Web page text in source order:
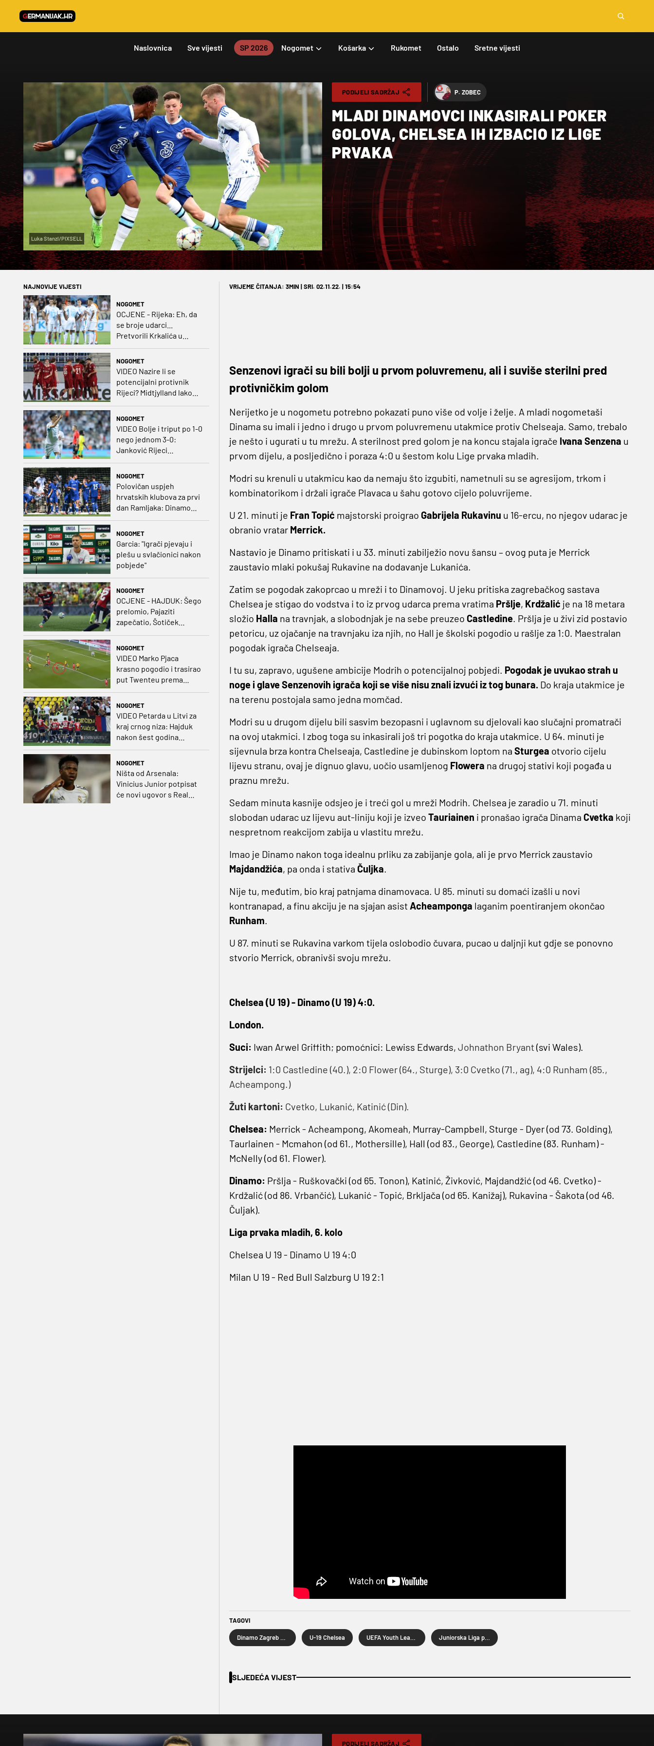
Naslovnica Sve vijesti SP 2026 Nogomet Košarka Rukomet Ostalo Sretne vijesti
Luka Stanzl/PIXSELL
PODIJELI SADRŽAJ P. ZOBEC
MLADI DINAMOVCI INKASIRALI POKER
GOLOVA, CHELSEA IH IZBACIO IZ LIGE
PRVAKA
NAJNOVIJE VIJESTI
NOGOMET
OCJENE - Rijeka: Eh, da
se broje udarci...
Pretvorili Krkalića u
NOGOMET
VIDEO Nazire li se
potencijalni protivnik
Rijeci? Midtjylland lako
NOGOMET
VIDEO Bolje i triput po 1-0
nego jednom 3-0:
Janković Rijeci
projektilom donio slavlje
protivnika
NOGOMET
Polovičan uspjeh
hrvatskih klubova za prvi
dan Ramljaka: Dinamo
poražen od Juventusa,
NOGOMET
Garcia: "Igrači pjevaju i
plešu u svlačionici nakon
pobjede"
NOGOMET
OCJENE - HAJDUK: Šego
prelomio, Pajaziti
zapečatio, Šotiček
NOGOMET
VIDEO Marko Pjaca
krasno pogodio i trasirao
put Twenteu prema
važnoj pobjedi
NOGOMET
VIDEO Petarda u Litvi za
kraj crnog niza: Hajduk
nakon šest godina
NOGOMET
Ništa od Arsenala:
Vinicius Junior potpisat
će novi ugovor s Real
VRIJEME ČITANJA: 3MIN | SRI. 02.11.22. | 15:54
Senzenovi igrači su bili bolji u prvom poluvremenu, ali i suviše sterilni pred
protivničkim golom
Nerijetko je u nogometu potrebno pokazati puno više od volje i želje. A mladi nogometaši
Dinama su imali i jedno i drugo u prvom poluvremenu utakmice protiv Chelseaja. Samo, trebalo
je nešto i ugurati u tu mrežu. A sterilnost pred golom je na koncu stajala igrače Ivana Senzena u
prvom dijelu, a posljedično i poraza 4:0 u šestom kolu Lige prvaka mladih.
Modri su krenuli u utakmicu kao da nemaju što izgubiti, nametnuli su se agresijom, trkom i
kombinatorikom i držali igrače Plavaca u šahu gotovo cijelo poluvrijeme.
U 21. minuti je Fran Topić majstorski proigrao Gabrijela Rukavinu u 16-ercu, no njegov udarac je
obranio vratar Merrick.
Nastavio je Dinamo pritiskati i u 33. minuti zabilježio novu šansu – ovog puta je Merrick
zaustavio mlaki pokušaj Rukavine na dodavanje Lukanića.
Zatim se pogodak zakoprcao u mreži i to Dinamovoj. U jeku pritiska zagrebačkog sastava
Chelsea je stigao do vodstva i to iz prvog udarca prema vratima Pršlje, Krdžalić je na 18 metara
složio Halla na travnjak, a slobodnjak je na sebe preuzeo Castledine. Pršlja je u živi zid postavio
petoricu, uz ojačanje na travnjaku iza njih, no Hall je školski pogodio u rašlje za 1:0. Maestralan
pogodak igrača Chelseaja.
I tu su, zapravo, ugušene ambicije Modrih o potencijalnoj pobjedi. Pogodak je uvukao strah u
noge i glave Senzenovih igrača koji se više nisu znali izvući iz tog bunara.Do kraja utakmice je
na terenu postojala samo jedna momčad.
Modri su u drugom dijelu bili sasvim bezopasni i uglavnom su djelovali kao slučajni promatrači
na ovoj utakmici. I zbog toga su inkasirali još tri pogotka do kraja utakmice. U 64. minuti je
sijevnula brza kontra Chelseaja, Castledine je dubinskom loptom na Sturgea otvorio cijelu
lijevu stranu, ovaj je dignuo glavu, uočio usamljenog Flowera na drugoj stativi koji pogađa u
praznu mrežu.
Sedam minuta kasnije odsjeo je i treći gol u mreži Modrih. Chelsea je zaradio u 71. minuti
slobodan udarac uz lijevu aut-liniju koji je izveo Tauriainen i pronašao igrača Dinama Cvetka koji
nespretnom reakcijom zabija u vlastitu mrežu.
Imao je Dinamo nakon toga idealnu prliku za zabijanje gola, ali je prvo Merrick zaustavio
Majdandžića, pa onda i stativa Čuljka.
Nije tu, međutim, bio kraj patnjama dinamovaca. U 85. minuti su domaći izašli u novi
kontranapad, a finu akciju je na sjajan asist Acheamponga laganim poentiranjem okončao
Runham.
U 87. minuti se Rukavina varkom tijela oslobodio čuvara, pucao u daljnji kut gdje se ponovno
stvorio Merrick, obranivši svoju mrežu.
Chelsea (U 19) - Dinamo (U 19) 4:0.
London.
Suci: Iwan Arwel Griffith; pomoćnici: Lewiss Edwards, Johnathon Bryant(svi Wales).
Strijelci: 1:0 Castledine (40.), 2:0 Flower (64., Sturge), 3:0 Cvetko (71., ag), 4:0 Runham (85.,
Acheampong.)
Žuti kartoni: Cvetko, Lukanić, Katinić (Din).
Chelsea: Merrick - Acheampong, Akomeah, Murray-Campbell, Sturge - Dyer (od 73. Golding),
Taurlainen - Mcmahon (od 61., Mothersille), Hall (od 83., George), Castledine (83. Runham) -
McNelly (od 61. Flower).
Dinamo: Pršlja - Ruškovački (od 65. Tonon), Katinić, Živković, Majdandžić (od 46. Cvetko) -
Krdžalić (od 86. Vrbančić), Lukanić - Topić, Brkljača (od 65. Kanižaj), Rukavina - Šakota (od 46.
Čuljak).
Liga prvaka mladih, 6. kolo
Chelsea U 19 - Dinamo U 19 4:0
Milan U 19 - Red Bull Salzburg U 19 2:1
TAGOVI
Dinamo Zagreb U19 U-19 Chelsea UEFA Youth League Juniorska Liga prvaka
SLJEDEĆA VIJEST
PODIJELI SADRŽAJ